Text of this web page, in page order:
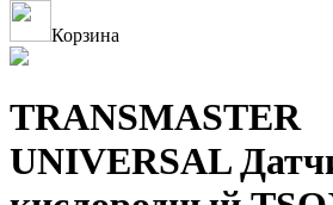
Корзина
TRANSMASTER
UNIVERSAL